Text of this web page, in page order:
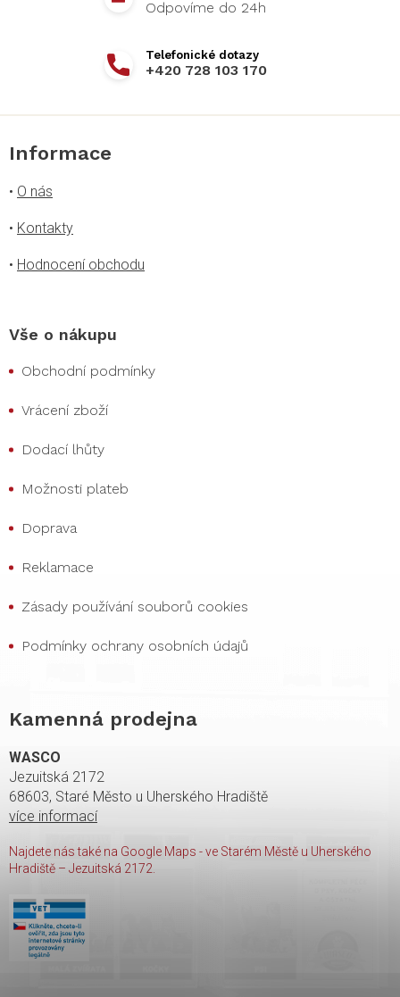
+420 728 103 170
Informace
• O nás
• Kontakty
• Hodnocení obchodu
Vše o nákupu
Obchodní podmínky
Vrácení zboží
Dodací lhůty
Možnosti plateb
Doprava
Reklamace
Zásady používání souborů cookies
Podmínky ochrany osobních údajů
Kamenná prodejna
WASCO
Jezuitská 2172
68603, Staré Město u Uherského Hradiště
více informací
Najdete nás také na Google Maps - ve Starém Městě u Uherského
Hradiště – Jezuitská 2172.